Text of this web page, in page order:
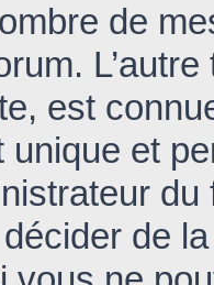
de
est
unique et
de